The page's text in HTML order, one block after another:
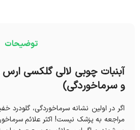
توضیحات
آبنبات چوبی لالی گلکسی
و سرماخوردگی)
اگر در اولین نشانه سرماخوردگی، گلودرد
مراجعه به پزشک نیست! اکثر علائم